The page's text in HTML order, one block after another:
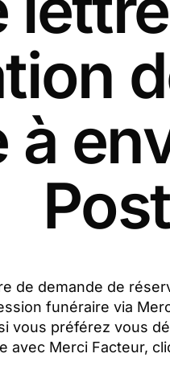
de demande de
funéraire via
vous préférez vous
Merci Facteur,